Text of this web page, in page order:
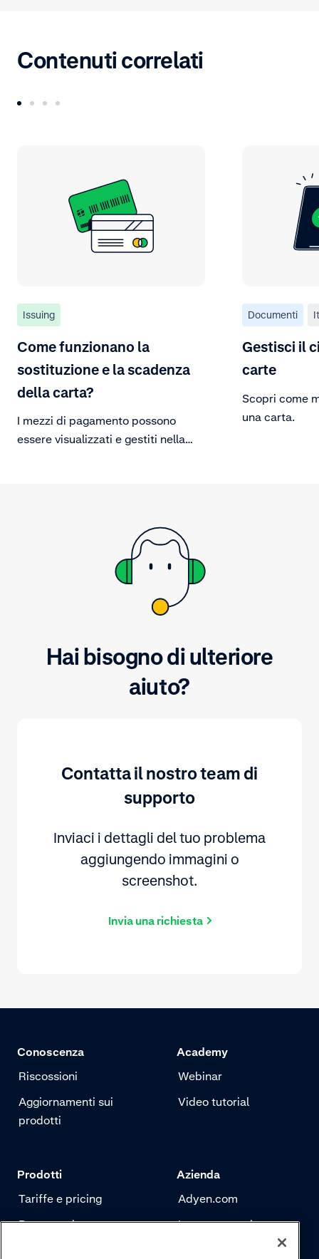
Contenuti correlati
Issuing
Come funzionano la
sostituzione e la scadenza
della carta?
I mezzi di pagamento possono
essere visualizzati e gestiti nella
Documenti
Gestisci il
carte
Scopri come
una carta.
Hai bisogno di ulteriore
aiuto?
Contatta il nostro team di
supporto
Inviaci i dettagli del tuo problema
aggiungendo immagini o
screenshot.
Invia una richiesta
Conoscenza
Riscossioni
Aggiornamenti sui
prodotti
Academy
Webinar
Video tutorial
Prodotti
Tariffe e pricing
Pagamenti
Azienda
Adyen.com
La nostra storia